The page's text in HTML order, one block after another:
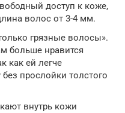
доступ к коже,
волос от 3-4 мм.
грязные волосы».
больше нравится
как ей легче
прослойки толстого
внутрь кожи